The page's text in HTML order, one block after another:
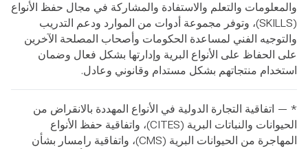
والمعلومات والتعلم والاستفادة والمشاركة في مجال حفظ الأنواع
(SKILLS)، وتوفر مجموعة أدوات من الموارد ودعم التدريب
والتوجيه الفني لمساعدة الحكومات وأصحاب المصلحة الآخرين
على الحفاظ على الأنواع البرية وإدارتها بشكل فعال وضمان
استخدام منتجاتهم بشكل مستدام وقانوني وعادل.
* — اتفاقية التجارة الدولية في الأنواع المهددة بالانقراض من
الحيوانات والنباتات البرية (CITES)، واتفاقية حفظ الأنواع
المهاجرة من الحيوانات البرية (CMS)، واتفاقية رامسار بشأن